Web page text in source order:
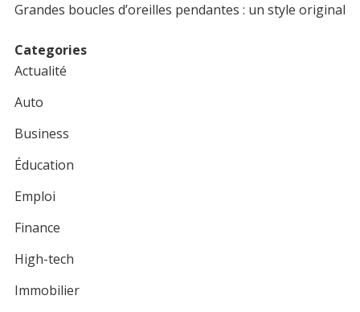
Grandes boucles d’oreilles pendantes : un style original
Categories
Actualité
Auto
Business
Éducation
Emploi
Finance
High-tech
Immobilier